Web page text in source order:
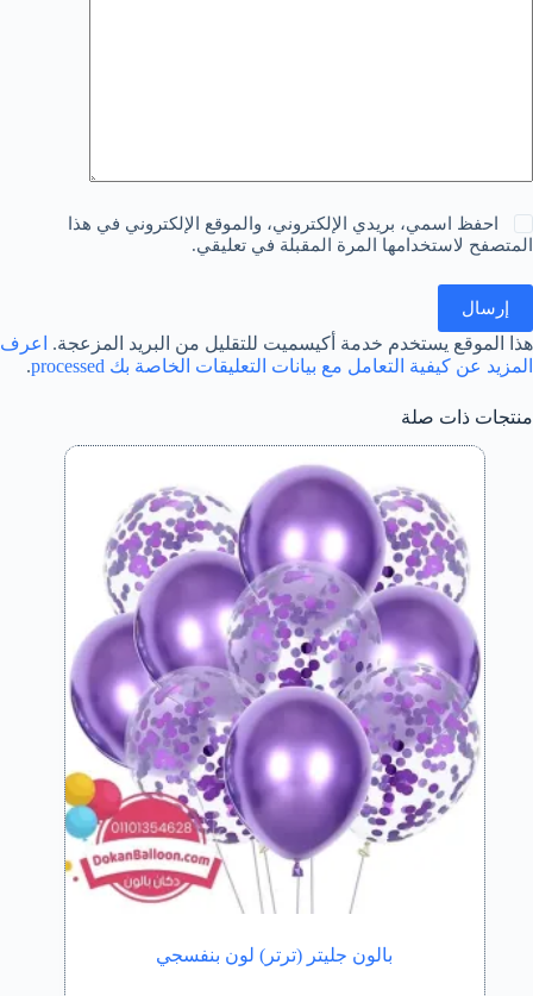
احفظ اسمي، بريدي الإلكتروني، والموقع الإلكتروني في هذا
المتصفح لاستخدامها المرة المقبلة في تعليقي.
إرسال
هذا الموقع يستخدم خدمة أكيسميت للتقليل من البريد المزعجة.
اعرف
المزيد عن كيفية التعامل مع بيانات التعليقات الخاصة بك processed
.
منتجات ذات صلة
بالون جليتر (ترتر) لون بنفسجي